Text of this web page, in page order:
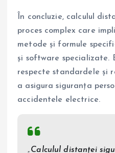
În concluzie, calculul
proces complex care
metode și formule
și software specializate.
respecte standardele și
a asigura siguranța
accidentele electrice.
„Calculul distanței